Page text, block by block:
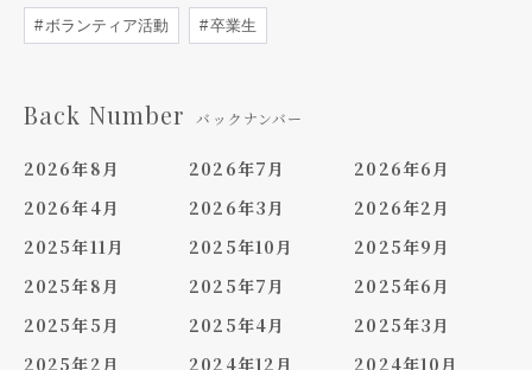
ボランティア活動 卒業生
Back Number バックナンバー
2026年8月 2026年7月
2026年6月
2026年4月
2026年3月
2026年2月
2025年11月
2025年10月
2025年9月
2025年8月
2025年7月
2025年6月
2025年5月
2025年4月
2025年3月
2025年2月
2024年12月
2024年10月